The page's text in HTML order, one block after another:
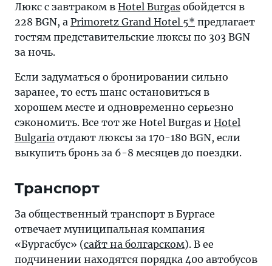
Люкс с завтраком в Hotel Burgas обойдется в
228 BGN, а Primoretz Grand Hotel 5* предлагает
гостям представительские люксы по 303 BGN
за ночь.
Если задуматься о бронировании сильно
заранее, то есть шанс остановиться в
хорошем месте и одновременно серьезно
сэкономить. Все тот же Hotel Burgas и Hotel
Bulgaria отдают люксы за 170-180 BGN, если
выкупить бронь за 6-8 месяцев до поездки.
Транспорт
За общественный транспорт в Бургасе
отвечает муниципальная компания
«Бургасбус» (сайт на болгарском). В ее
подчинении находятся порядка 400 автобусов